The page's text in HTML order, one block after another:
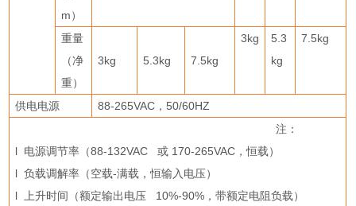
m）
重量
（净
重）
3kg 5.3kg 7.5kg
3kg
5.3
kg
7.5kg
供电电源 88-265VAC ，50/60HZ
注：
l 电源调节率（88-132VAC或 170-265VAC ，恒载）
l负载调解率（空载-满载，恒输入电压）
l
上升时间（额定输出电压 10%-90% ，带额定电阻负载）